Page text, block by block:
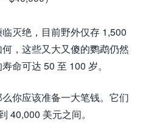
灭绝，目前野外仅存 1,500
，这些又大又傻的鹦鹉仍然
命可达 50 至 100 岁。
你应该准备一大笔钱。它们
40,000 美元之间。